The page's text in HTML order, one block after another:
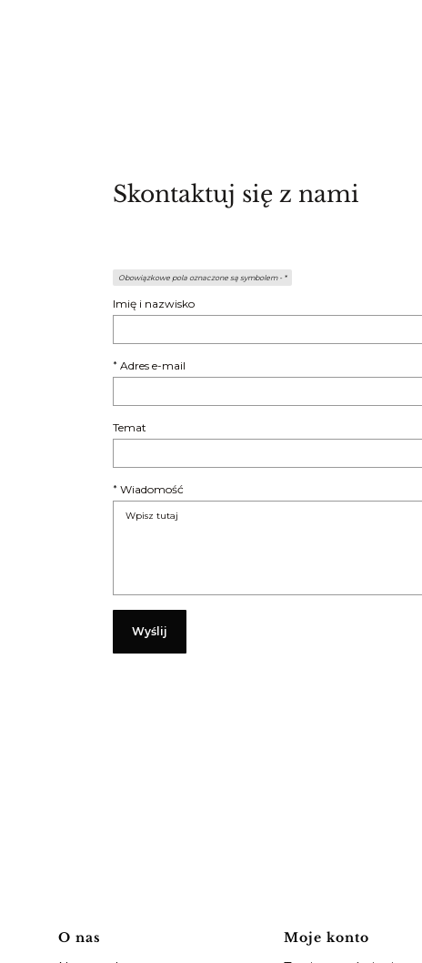
Skontaktuj się z nami
Obowiązkowe pola oznaczone są symbolem - *
Imię i nazwisko
* Adres e-mail
Temat
* Wiadomość
Wyślij
Linki w stopce
O nas
Moje konto